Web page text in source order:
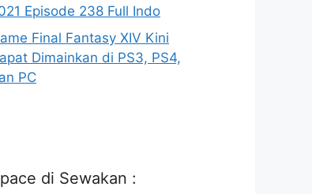
Episode 238 Full Indo
Final Fantasy XIV Kini
Dimainkan di PS3, PS4,
PC
di Sewakan :